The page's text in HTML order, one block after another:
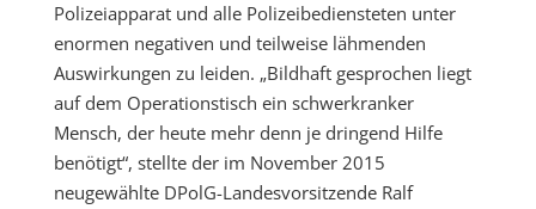
Polizeiapparat und alle Polizeibediensteten unter
enormen negativen und teilweise lähmenden
Auswirkungen zu leiden. „Bildhaft gesprochen liegt
auf dem Operationstisch ein schwerkranker
Mensch, der heute mehr denn je dringend Hilfe
benötigt“, stellte der im November 2015
neugewählte DPolG-Landesvorsitzende Ralf